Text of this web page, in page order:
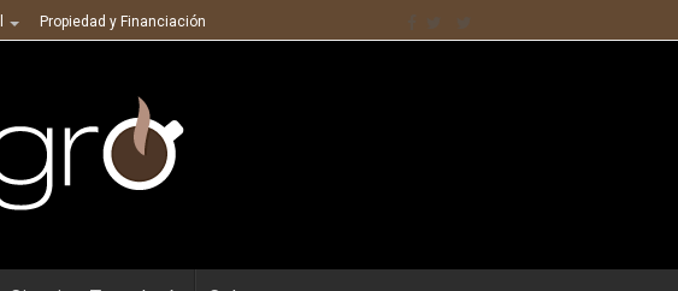
Propiedad y Financiación